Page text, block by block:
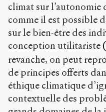
climat sur l’autonomie
comme il est possible
sur le bien-être des
conception utilitariste (
revanche, on peut
de principes offerts
éthique climatique
contextuelle des